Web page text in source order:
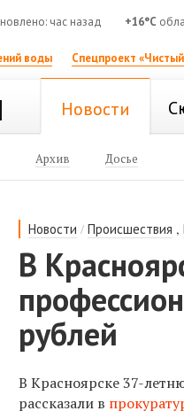
час назад +16°C
воды Спецпроект
Новости
Архив Досье
Новости /Происшествия ,
В
рублей
В Красноярске 37-
рассказали в